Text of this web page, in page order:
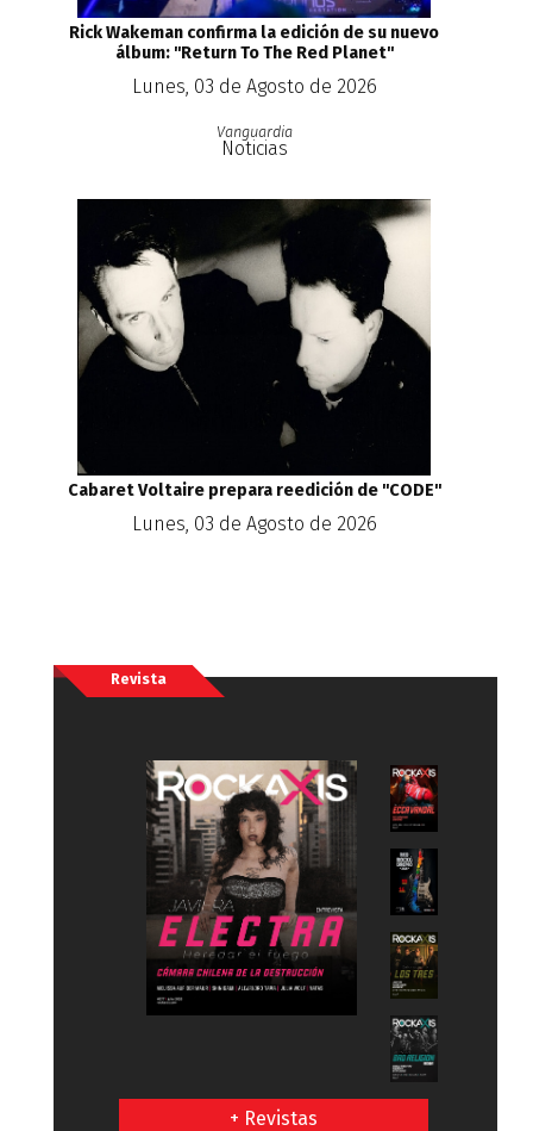
Rick Wakeman confirma la edición de su nuevo
álbum: ''Return To The Red Planet''
Lunes, 03 de Agosto de 2026
Vanguardia
Noticias
Cabaret Voltaire prepara reedición de ''CODE''
Lunes, 03 de Agosto de 2026
Revista
+ Revistas